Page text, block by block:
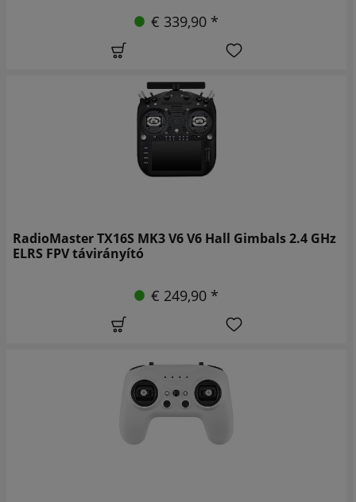
€ 339,90 *
RadioMaster TX16S MK3 V6 V6 Hall Gimbals 2.4 GHz
ELRS FPV távirányító
€ 249,90 *